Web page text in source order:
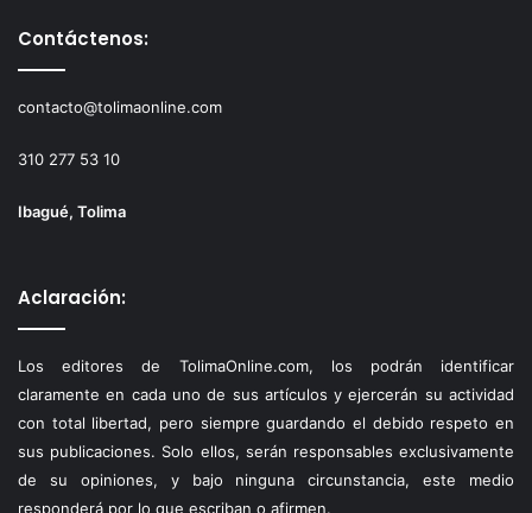
Contáctenos:
contacto@tolimaonline.com
310 277 53 10
Ibagué, Tolima
Aclaración:
Los editores de TolimaOnline.com, los podrán identificar
claramente en cada uno de sus artículos y ejercerán su actividad
con total libertad, pero siempre guardando el debido respeto en
sus publicaciones. Solo ellos, serán responsables exclusivamente
de su opiniones, y bajo ninguna circunstancia, este medio
responderá por lo que escriban o afirmen.